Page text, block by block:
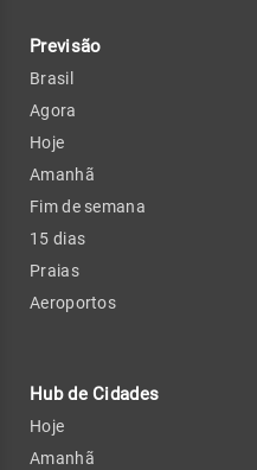
Previsão
Brasil
Agora
Hoje
Amanhã
Fim de semana
15 dias
Praias
Aeroportos
Hub de Cidades
Hoje
Amanhã